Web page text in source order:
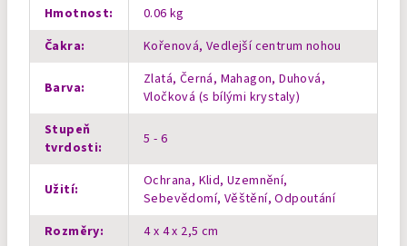
Hmotnost:
0.06 kg
Čakra: Kořenová, Vedlejší centrum nohou
Barva:
Zlatá, Černá, Mahagon, Duhová,
Vločková (s bílými krystaly)
Stupeň
tvrdosti: 5 - 6
Užití:
Ochrana, Klid, Uzemnění,
Sebevědomí, Věštění, Odpoutání
Rozměry:
4 x 4 x 2,5 cm